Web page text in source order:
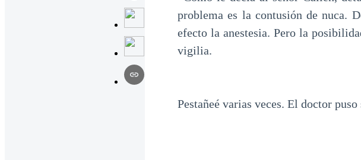
problema es la contusión de nuca.
efecto la anestesia. Pero la
vigilia.
Pestañeé varias veces. El doctor